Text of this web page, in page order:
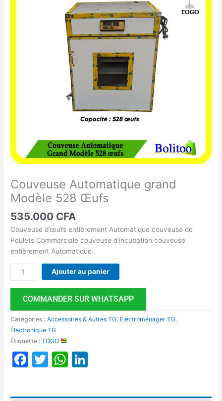
Couveuse Automatique grand
Modèle 528 Œufs
535.000 CFA
Couveuse d’œufs entièrement Automatique couveuse de
Poulets Commerciale couveuse d’incubation couveuse
entièrement Automatique.
Ajouter au panier
COMMANDER SUR WHATSAPP
Catégories :Accessoires & Autres TG Électroménager TG
Électronique TG
Étiquette :TOGO
Facebook
TwitterWhatsApp